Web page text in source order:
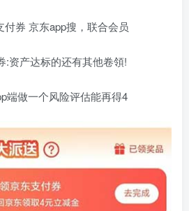
付券 京东app搜，联合会员
:资产达标的还有其他卷領!
端做一个风险评估能再得4